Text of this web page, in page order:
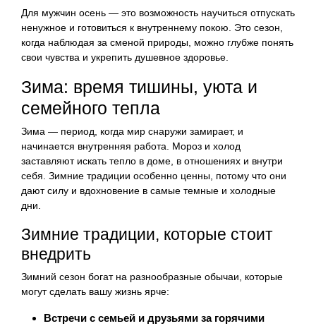
Для мужчин осень — это возможность научиться отпускать
ненужное и готовиться к внутреннему покою. Это сезон,
когда наблюдая за сменой природы, можно глубже понять
свои чувства и укрепить душевное здоровье.
Зима: время тишины, уюта и
семейного тепла
Зима — период, когда мир снаружи замирает, и
начинается внутренняя работа. Мороз и холод
заставляют искать тепло в доме, в отношениях и внутри
себя. Зимние традиции особенно ценны, потому что они
дают силу и вдохновение в самые темные и холодные
дни.
Зимние традиции, которые стоит
внедрить
Зимний сезон богат на разнообразные обычаи, которые
могут сделать вашу жизнь ярче:
Встречи с семьей и друзьями за горячими